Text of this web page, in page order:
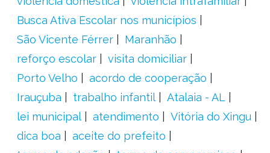
Busca Ativa Escolar nos municípios
São Vicente Férrer
Maranhão
reforço escolar
visita domiciliar
Porto Velho
acordo de cooperação
Irauçuba
trabalho infantil
Atalaia - AL
lei municipal
atendimento
Vitória do Xingu
dica boa
aceite do prefeito